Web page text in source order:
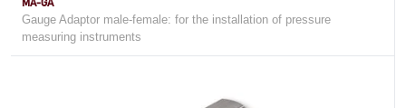
Gauge Adaptor male-female: for the installation of pressure
measuring instruments